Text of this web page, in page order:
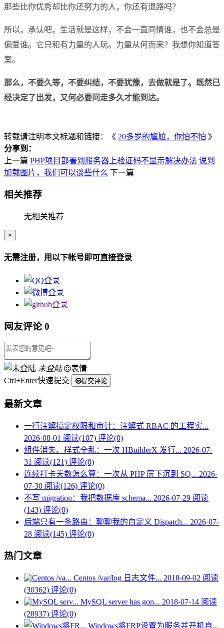
那些比你优秀却比你还努力的人，你还有退路吗？
所以，承认吧，生活就是这样，不会一直同情谁，也不会总是
偏爱谁。它只和有力量的人玩。力量从何而来？我想你知道答
案。
那么，不要久等，不要纠结，不要犹豫，去做就是了。既然已
经决定了出发，又何必要问走多久才能到达。
转载请注明本文标题和链接：《 20多岁的尴尬，你怕不怕 》
分享到：
上一篇 PHP项目部署到服务器上验证码不显示解决办法 说到
加载图片，我们可以谈些什么 下一篇
相关推荐
无相关推荐
×
无需注册，用以下帐号即可直接登录
网友评论 0
未登陆
表情
Ctrl+Enter快速提交
提交评论
最新文章
一行注解搞定权限和审计：注解式 RBAC 的工程实...
2026-08-01 阅读(107) 评论(0)
组件消失、样式全乱：一次 HBuilderX 发行... 2026-07-
31 阅读(121) 评论(0)
连续打卡天数怎么算：一次从 PHP 层下沉到 SQ... 2026-
07-30 阅读(126) 评论(0)
不写 migration：我把数据库 schema... 2026-07-29 阅读
(143) 评论(0)
后端只有一条路由：聊聊我的自定义 Dispatch... 2026-07-
28 阅读(145) 评论(0)
热门文章
Centos /var/log 日志文件... 2018-09-02 阅读
(30362) 评论(0)
MySQL server has gon... 2018-07-14 阅读
(28937) 评论(0)
Windows将FRP设置为服务并开机自...